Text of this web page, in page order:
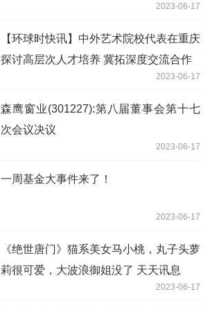
2023-06-17
【环球时快讯】中外艺术院校代表在重庆
探讨高层次人才培养 冀拓深度交流合作
2023-06-17
森鹰窗业(301227):第八届董事会第十七
次会议决议
2023-06-17
一周基金大事件来了！
2023-06-17
《绝世唐门》猫系美女马小桃，丸子头萝
莉很可爱，大波浪御姐没了 天天讯息
2023-06-17